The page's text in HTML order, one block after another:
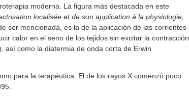
moderna. La figura más destacada en este
localisée et de son application à la physiologie,
ser mencionada, es la de la aplicación de las corrientes
calor en el seno de los tejidos sin excitar la contracción
así como la diatermia de onda corta de Erwin
para la terapéutica. El de los rayos X comenzó poco